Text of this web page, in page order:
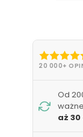
20 000+
Od
aż